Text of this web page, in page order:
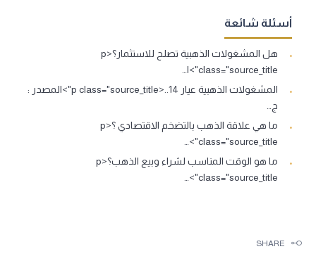
أسئلة شائعة
هل المشغولات الذهبية تصلح للاستثمار؟<p
class="source_title">ا…
المشغولات الذهبية عيار 14..<p class="source_title">المصدر :
ج…
ما هي علاقة الذهب بالتضخم الاقتصادي ؟<p
class="source_title">…
ما هو الوقت المناسب لشراء وبيع الذهب؟<p
class="source_title">…
SHARE